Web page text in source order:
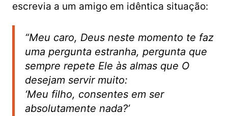
escrevia a um amigo em idêntica situação:
“Meu caro, Deus neste momento te faz
uma pergunta estranha, pergunta que
sempre repete Ele às almas que O
desejam servir muito:
‘Meu filho, consentes em ser
absolutamente nada?’